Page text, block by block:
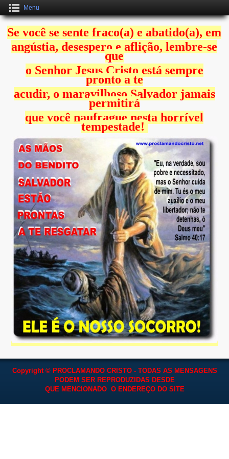
Menu
Se você se sente fraco(a) e abatido(a), em
angústia, desespero e aflição, lembre-se
que
o Senhor Jesus Cristo está sempre
pronto a te
acudir, o maravilhoso Salvador jamais
permitirá
que você naufrague nesta horrível
tempestade!
Copyright © PROCLAMANDO CRISTO - TODAS AS MENSAGENS
PODEM SER REPRODUZIDAS DESDE
QUE MENCIONADO O ENDEREÇO DO SITE